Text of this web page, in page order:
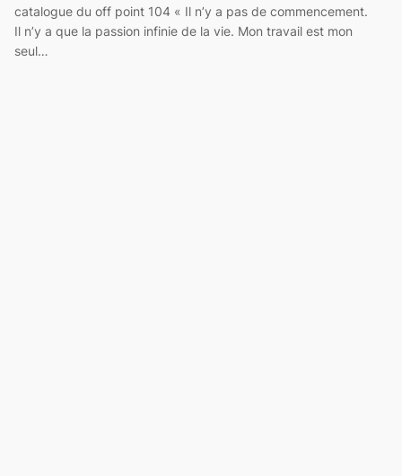
catalogue du off point 104 « Il n’y a pas de commencement.
Il n’y a que la passion infinie de la vie. Mon travail est mon
seul…